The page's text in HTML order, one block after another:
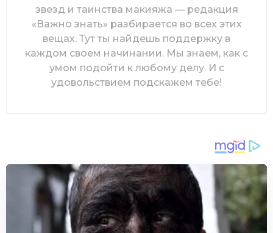
звезд и таинства макияжа — редакция
«Важно знать» разбирается во всех этих
вещах. Тут ты найдешь поддержку в
каждом своем начинании. Мы знаем, как с
умом подойти к любому делу. И с
удовольствием подскажем тебе!